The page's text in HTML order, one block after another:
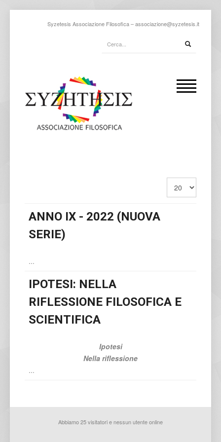
Syzetesis Associazione Filosofica –associazione@syzetesis.it
ANNO IX - 2022 (NUOVA
SERIE)
...
IPOTESI: NELLA
RIFLESSIONE FILOSOFICA E
SCIENTIFICA
Ipotesi
Nella riflessione
...
Abbiamo 25 visitatori e nessun utente online